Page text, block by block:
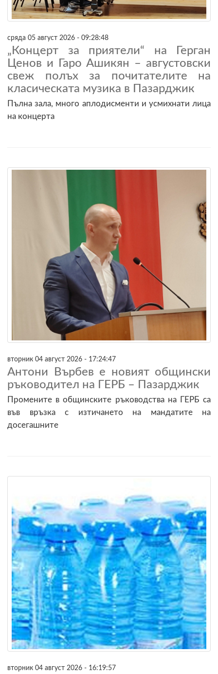
сряда 05 август 2026 - 09:28:48
„Концерт за приятели“ на Герган
Ценов и Гаро Ашикян – августовски
свеж полъх за почитателите на
класическата музика в Пазарджик
Пълна зала, много аплодисменти и усмихнати лица
на концерта
вторник 04 август 2026 - 17:24:47
Антони Върбев е новият общински
ръководител на ГЕРБ – Пазарджик
Промените в общинските ръководства на ГЕРБ са
във връзка с изтичането на мандатите на
досегашните
вторник 04 август 2026 - 16:19:57